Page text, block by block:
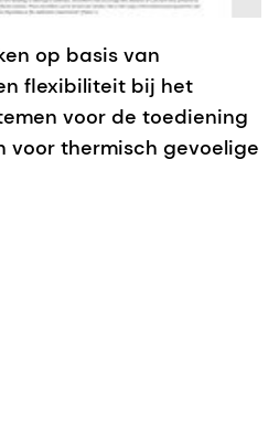
op basis van
flexibiliteit bij het
voor de toediening
voor thermisch gevoelige